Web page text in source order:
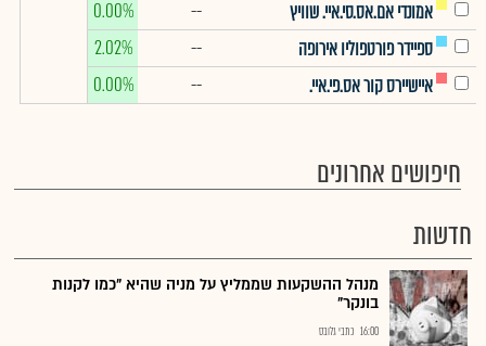
אמונדי אם.אס.סי.איי. שוויץ
--
0.00%
ספיידר פורטפוליו אירופה
--
2.02%
איישיירס קור אס.פי.איי.
--
0.00%
חיפושים אחרונים
חדשות
מנהל ההשקעות שממליץ על מניה שהיא "כמו לקנות
בונקר"
16:00 כתבי גלובס